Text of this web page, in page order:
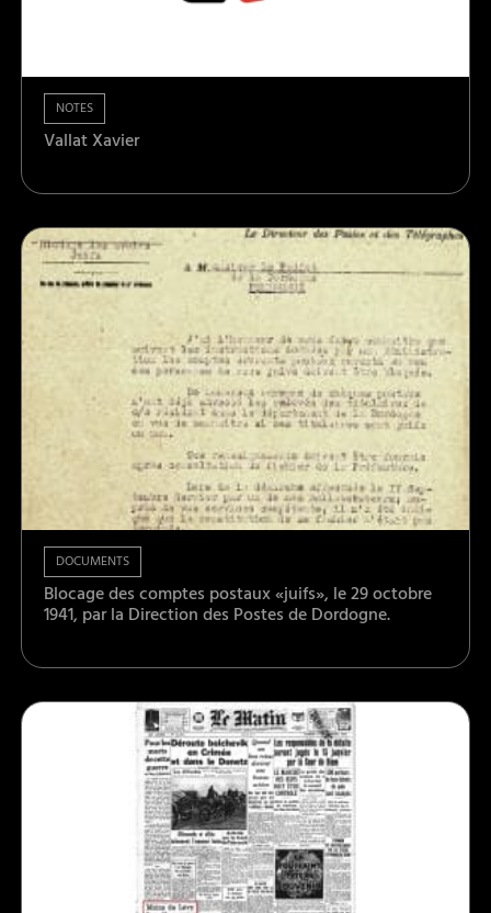
NOTES
Vallat Xavier
DOCUMENTS
Blocage des comptes postaux «juifs», le 29 octobre
1941, par la Direction des Postes de Dordogne.